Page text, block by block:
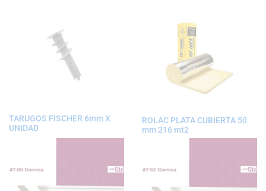
TARUGOS FISCHER 6mm X
UNIDAD
ROLAC PLATA CUBIERTA 50
mm 216 mt2